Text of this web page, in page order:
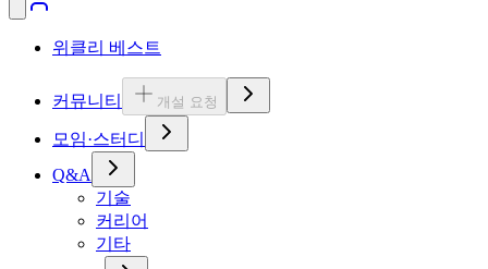
위클리 베스트
커뮤니티 개설 요청
모임·스터디
Q&A
기술
커리어
기타